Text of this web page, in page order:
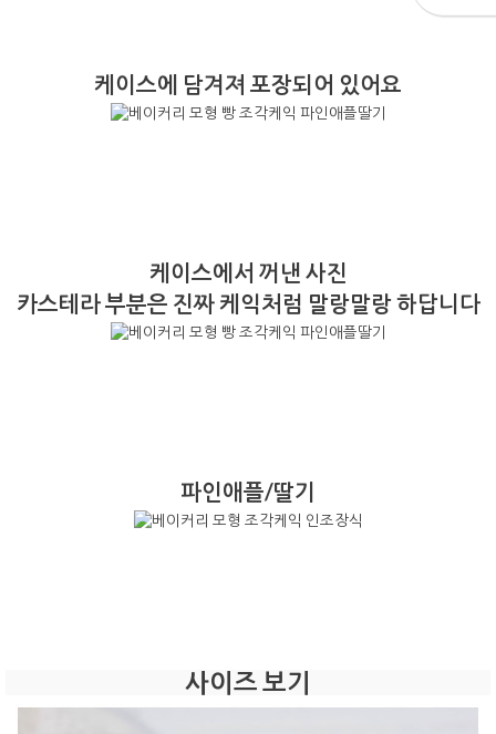
케이스에 담겨져 포장되어 있어요
케이스에서 꺼낸 사진
카스테라 부분은 진짜 케익처럼 말랑말랑 하답니다
파인애플/딸기
사이즈 보기